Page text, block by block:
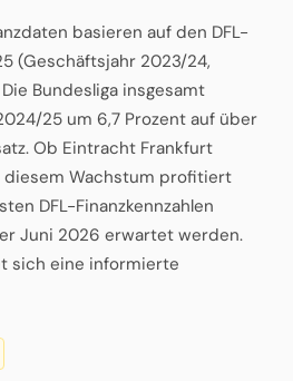
basieren auf den DFL-
(Geschäftsjahr 2023/24,
Bundesliga insgesamt
25 um 6,7 Prozent auf über
Ob Eintracht Frankfurt
Wachstum profitiert
DFL-Finanzkennzahlen
Juni 2026 erwartet werden.
sich eine informierte